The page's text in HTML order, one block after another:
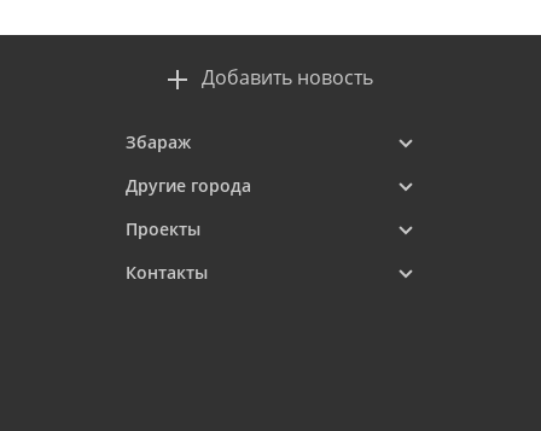
Добавить новость
Збараж
Другие города
Проекты
Контакты